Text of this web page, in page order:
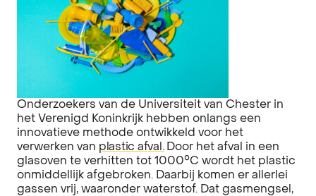
Onderzoekers van de Universiteit van Chester in
het Verenigd Koninkrijk hebben onlangs een
innovatieve methode ontwikkeld voor het
verwerken van plastic afval.Door het afval in een
glasoven te verhitten tot 1000°C wordt het plastic
onmiddellijk afgebroken. Daarbij komen er allerlei
gassen vrij, waaronder waterstof. Dat gasmengsel,